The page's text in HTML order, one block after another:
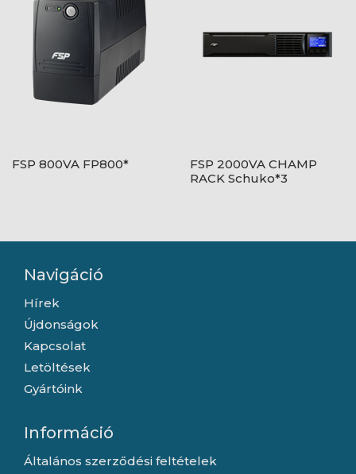
FSP 800VA FP800*
FSP 2000VA CHAMP
RACK Schuko*3
Navigáció
Hírek
Újdonságok
Kapcsolat
Letöltések
Gyártóink
Információ
Általános szerződési feltételek